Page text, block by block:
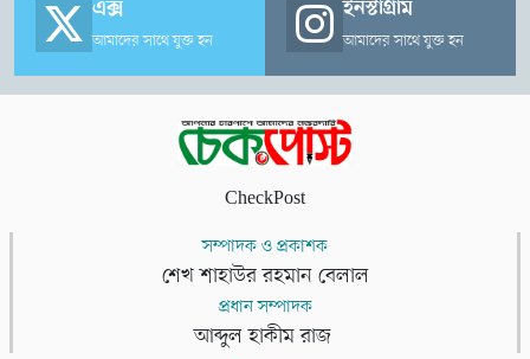
এক্স
আমাদের সাথে যুক্ত হন
ইনস্টাগ্রাম
আমাদের সাথে যুক্ত হন
CheckPost
সম্পাদক ও প্রকাশক
শেখ শাহাউর রহমান বেলাল
প্রধান সম্পাদক
আব্দুল হাকীম রাজ